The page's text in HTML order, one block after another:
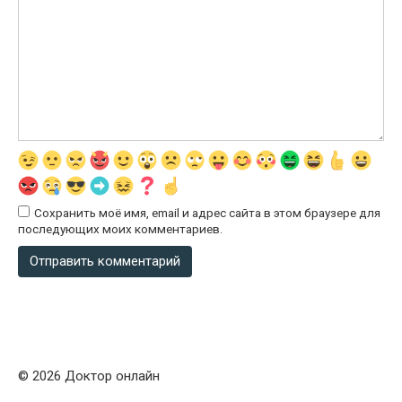
Сохранить моё имя, email и адрес сайта в этом браузере для
последующих моих комментариев.
© 2026 Доктор онлайн